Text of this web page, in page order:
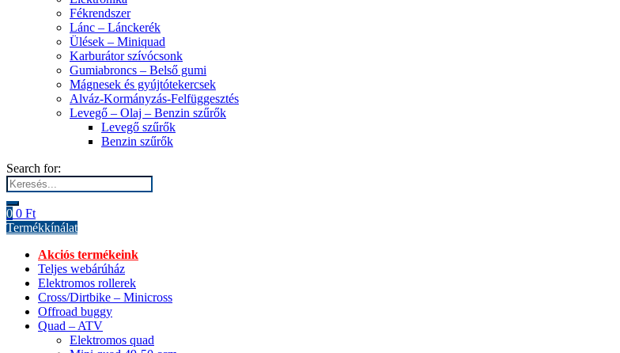
Fékrendszer
Lánc – Lánckerék
Ülések – Miniquad
Karburátor szívócsonk
Gumiabroncs – Belső gumi
Mágnesek és gyújtótekercsek
Alváz-Kormányzás-Felfüggesztés
Levegő – Olaj – Benzin szűrők
Levegő szűrők
Benzin szűrők
Search for:
0 0 Ft
Termékkínálat
Akciós termékeink
Teljes webárúház
Elektromos rollerek
Cross/Dirtbike – Minicross
Offroad buggy
Quad – ATV
Elektromos quad